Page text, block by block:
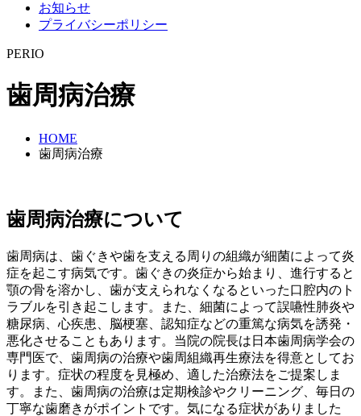
お知らせ
プライバシーポリシー
PERIO
歯周病治療
HOME
歯周病治療
歯周病治療について
歯周病は、歯ぐきや歯を支える周りの組織が細菌によって炎
症を起こす病気です。歯ぐきの炎症から始まり、進行すると
顎の骨を溶かし、歯が支えられなくなるといった口腔内のト
ラブルを引き起こします。また、細菌によって誤嚥性肺炎や
糖尿病、心疾患、脳梗塞、認知症などの重篤な病気を誘発・
悪化させることもあります。当院の院長は日本歯周病学会の
専門医で、歯周病の治療や歯周組織再生療法を得意としてお
ります。症状の程度を見極め、適した治療法をご提案しま
す。また、歯周病の治療は定期検診やクリーニング、毎日の
丁寧な歯磨きがポイントです。気になる症状がありました